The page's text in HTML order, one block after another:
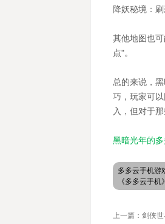
降妖秘境：
其他地图也
点"。
总的来说，
巧，玩家可
入，但对于
黑暗光年的多
多多云手机游
《多多云手
上一篇：剑侠